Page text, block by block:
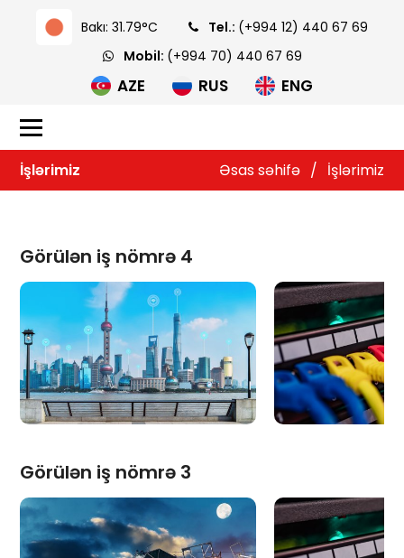
Bakı: 31.79°C Tel.: (+994 12) 440 67 69
Mobil: (+994 70) 440 67 69
AZE RUS ENG
İşlərimiz Əsas səhifə / İşlərimiz
Görülən iş nömrə 4
Görülən iş nömrə 3